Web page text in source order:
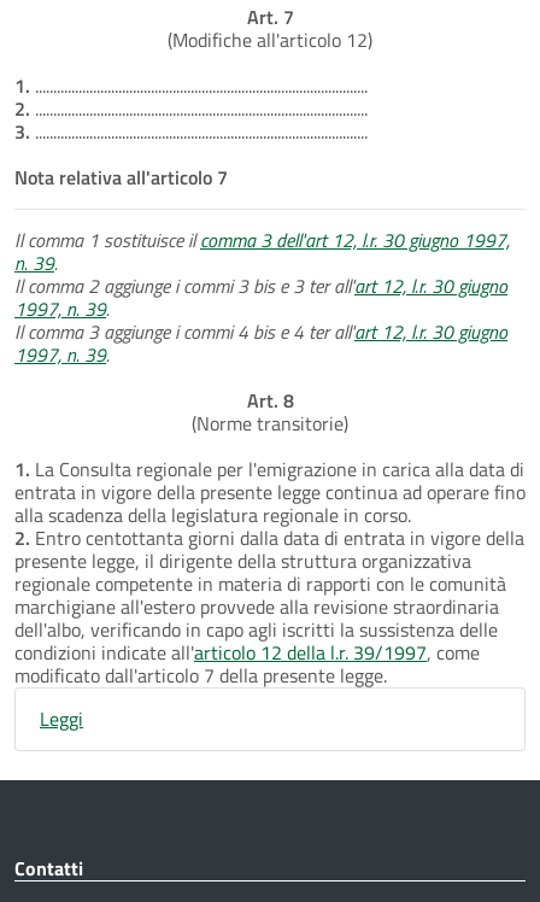
Art. 7
(Modifiche all'articolo 12)
1. ............................................................................................
2. ............................................................................................
3. ............................................................................................
Nota relativa all'articolo 7
Il comma 1 sostituisce ilcomma 3 dell'art 12, l.r. 30 giugno 1997,
n. 39.
Il comma 2 aggiunge i commi 3 bis e 3 ter all'art 12, l.r. 30 giugno
1997, n. 39.
Il comma 3 aggiunge i commi 4 bis e 4 ter all'art 12, l.r. 30 giugno
1997, n. 39.
Art. 8
(Norme transitorie)
1. La Consulta regionale per l'emigrazione in carica alla data di
entrata in vigore della presente legge continua ad operare fino
alla scadenza della legislatura regionale in corso.
2. Entro centottanta giorni dalla data di entrata in vigore della
presente legge, il dirigente della struttura organizzativa
regionale competente in materia di rapporti con le comunità
marchigiane all'estero provvede alla revisione straordinaria
dell'albo, verificando in capo agli iscritti la sussistenza delle
condizioni indicate all'articolo 12 della l.r. 39/1997, come
modificato dall'articolo 7 della presente legge.
Leggi
Contatti